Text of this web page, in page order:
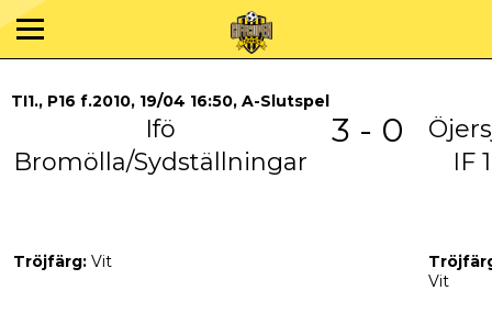
TI1., P16 f.2010, 19/04 16:50, A-Slutspel
Ifö
Bromölla/Sydställningar
3 - 0
IF 1
Tröjfärg: Vit
Vit